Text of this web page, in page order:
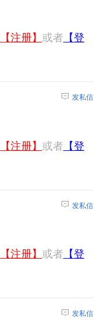
【注册】 或者 【登
发私信
【注册】 或者 【登
发私信
【注册】 或者 【登
发私信